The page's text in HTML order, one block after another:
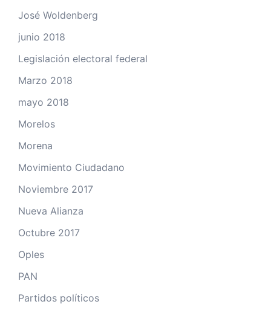
José Woldenberg
junio 2018
Legislación electoral federal
Marzo 2018
mayo 2018
Morelos
Morena
Movimiento Ciudadano
Noviembre 2017
Nueva Alianza
Octubre 2017
Oples
PAN
Partidos políticos